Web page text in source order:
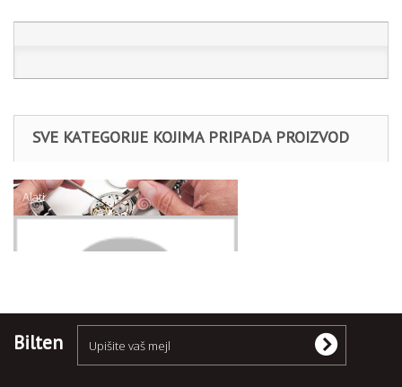
SVE KATEGORIJE KOJIMA PRIPADA PROIZVOD
Alati
Bilten